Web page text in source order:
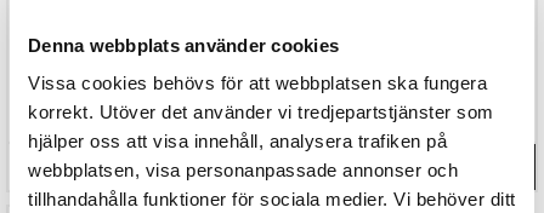
Denna webbplats använder cookies
Vissa cookies behövs för att webbplatsen ska fungera
korrekt. Utöver det använder vi tredjepartstjänster som
hjälper oss att visa innehåll, analysera trafiken på
webbplatsen, visa personanpassade annonser och
tillhandahålla funktioner för sociala medier. Vi behöver ditt
Finns i lager
9.900kr 5.990kr
st Köp
7.990kr
st Köp